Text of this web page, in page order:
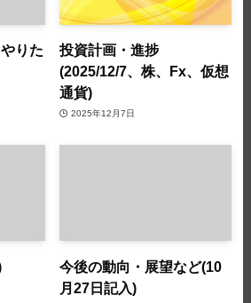
りた
投資計画・進捗
(2025/12/7、株、Fx、仮想
通貨)
2025年12月7日
今後の動向・展望など(10
月27日記入)